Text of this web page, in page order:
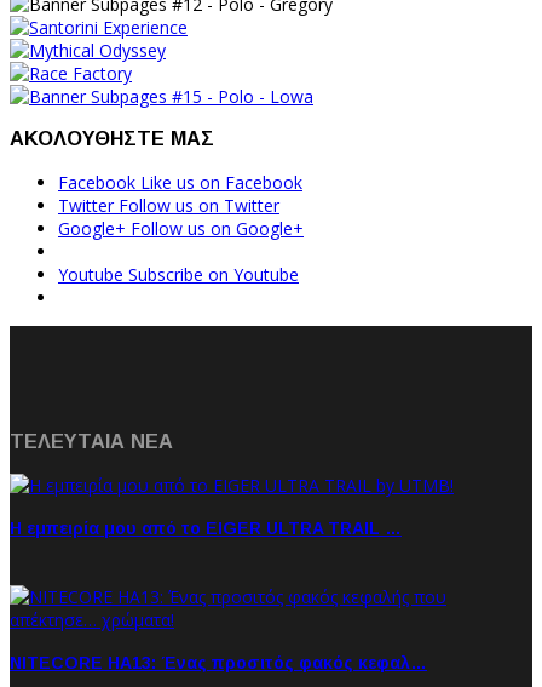
ΑΚΟΛΟΥΘΗΣΤΕ ΜΑΣ
Facebook Like us on Facebook
Twitter Follow us on Twitter
Google+ Follow us on Google+
Youtube Subscribe on Youtube
ΤΕΛΕΥΤΑΙΑ NEA
Η εμπειρία μου από το EIGER ULTRA TRAIL …
NITECORE HA13: Ένας προσιτός φακός κεφαλ…